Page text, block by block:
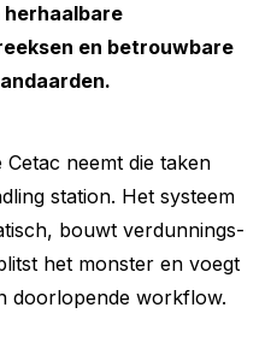
en betrouwbare
neemt die taken
station. Het systeem
bouwt verdunnings-
het monster en voegt
doorlopende workflow.